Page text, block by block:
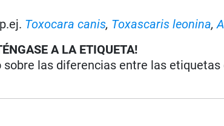
Toxocara canis, Toxascaris leonina,
A LA ETIQUETA!
las diferencias entre las